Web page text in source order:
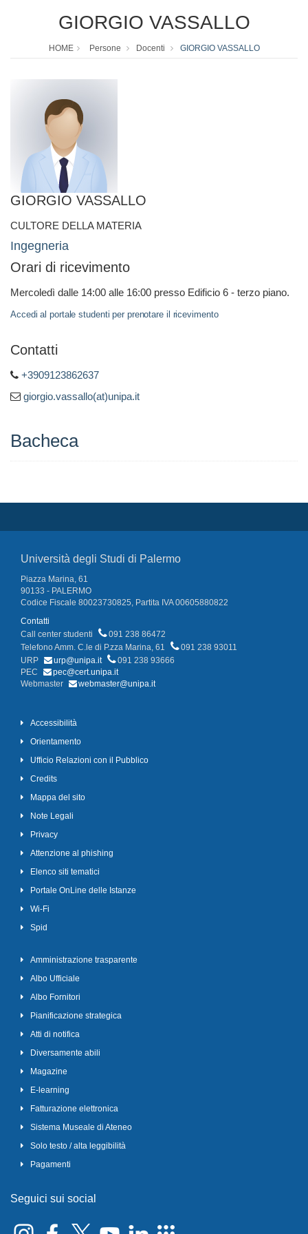
GIORGIO VASSALLO
HOME Persone Docenti GIORGIO VASSALLO
GIORGIO VASSALLO
CULTORE DELLA MATERIA
Ingegneria
Orari di ricevimento
Mercoledì dalle 14:00 alle 16:00 presso Edificio 6 - terzo piano.
Accedi al portale studenti per prenotare il ricevimento
Contatti
+3909123862637
giorgio.vassallo(at)unipa.it
Bacheca
Università degli Studi di Palermo
Piazza Marina, 61
90133 - PALERMO
Codice Fiscale 80023730825, Partita IVA 00605880822
Contatti
Call center studenti
091 238 86472
Telefono Amm. C.le di P.zza Marina, 61
091 238 93011
URP
urp@unipa.it
091 238 93666
PEC
pec@cert.unipa.it
Webmaster
webmaster@unipa.it
Accessibilità
Orientamento
Ufficio Relazioni con il Pubblico
Credits
Mappa del sito
Note Legali
Privacy
Attenzione al phishing
Elenco siti tematici
Portale OnLine delle Istanze
Wi-Fi
Spid
Amministrazione trasparente
Albo Ufficiale
Albo Fornitori
Pianificazione strategica
Atti di notifica
Diversamente abili
Magazine
E-learning
Fatturazione elettronica
Sistema Museale di Ateneo
Solo testo / alta leggibilità
Pagamenti
Seguici sui social